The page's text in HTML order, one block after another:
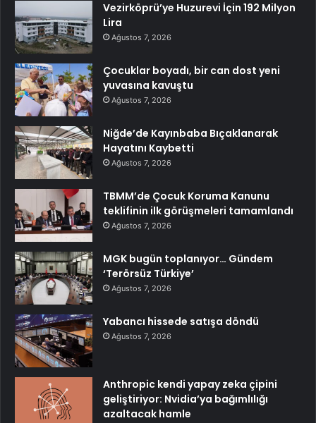
Vezirköprü’ye Huzurevi İçin 192 Milyon
Lira
Ağustos 7, 2026
Çocuklar boyadı, bir can dost yeni
yuvasına kavuştu
Ağustos 7, 2026
Niğde’de Kayınbaba Bıçaklanarak
Hayatını Kaybetti
Ağustos 7, 2026
TBMM’de Çocuk Koruma Kanunu
teklifinin ilk görüşmeleri tamamlandı
Ağustos 7, 2026
MGK bugün toplanıyor… Gündem
‘Terörsüz Türkiye’
Ağustos 7, 2026
Yabancı hissede satışa döndü
Ağustos 7, 2026
Anthropic kendi yapay zeka çipini
geliştiriyor: Nvidia’ya bağımlılığı
azaltacak hamle